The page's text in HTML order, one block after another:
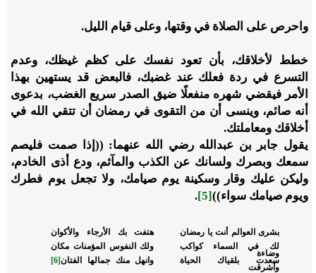
واحرص على الصلاة في وقتها، وعلى قيام الليل.
خطط لأخلاقك، بأن تعود نفسك على كظم غيظك، وعدم
التسرع في ردة فعلك عند غضبك، فالبعض قد يستهين بهذا
الأمر فيقضي شهره منفعلًا ضيق الصدر سريع الغضب، بدعوى
أنه صائم، وينسى أن من التقوى في رمضان أن تتقي الله في
أخلاقك ومعاملتك.
يقول جابر بن عبدالله رضي الله عنهما: ((إذا صمت فليصم
سمعك وبصرك ولسانك عن الكذب والمآثم، ودع أذى الخادم،
وليكن عليك وقار وسكينة يوم صيامك، ولا تجعل يوم فطرك
ويوم صيامك سواء))[5]
.
بشرى العوالم أنت يا رمضان
هتفت بك الأرجاء والأكوان
لك في السماء كواكب
وضاءة
ولك النفوس المؤمنات مكان
سعدت بلقياك الحياة
وأشرقت
وانهل منك جمالها الفتان[6]